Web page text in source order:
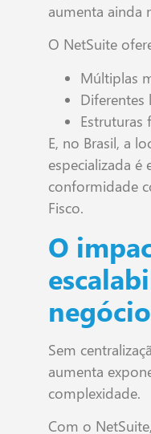
aumenta ainda
O NetSuite
Múltiplas
Diferentes
Estruturas
E, no Brasil, a
especializada é
conformidade
Fisco.
O
negócio
Sem
aumenta
complexidade.
Com o